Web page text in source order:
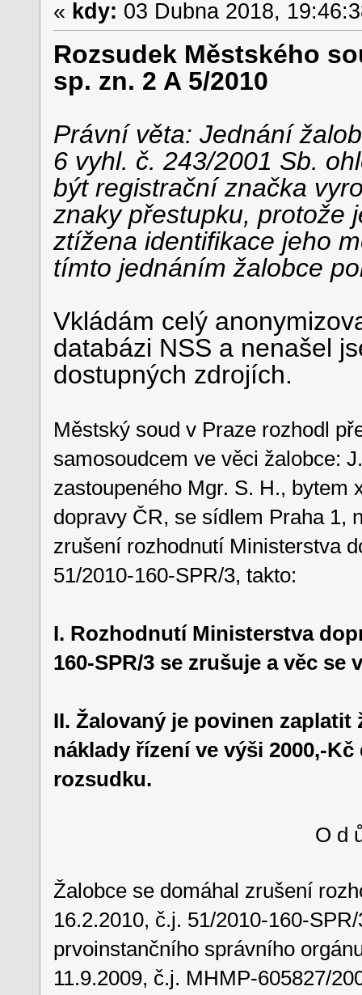
« kdy: 03 Dubna 2018,
Rozsudek Městského
sp. zn. 2 A 5/2010
Právní věta: Jednání
6 vyhl. č. 243/2001 Sb.
být registrační značka
znaky přestupku, protože
ztížena identifikace jeho
tímto jednáním žalobce
Vkládám celý
databázi NSS a nenašel
dostupných zdrojích.
Městský soud v Praze rozhodl
samosoudcem ve věci žalobce:
zastoupeného Mgr. S. H., bytem
dopravy ČR, se sídlem Praha 1,
zrušení rozhodnutí Ministerstva
51/2010-160-SPR/3, takto:
I. Rozhodnutí Ministerstva
160-SPR/3 se zrušuje a věc se
II. Žalovaný je povinen zaplatit
náklady řízení ve výši 2000,-
rozsudku.
O d
Žalobce se domáhal zrušení
16.2.2010, č.j. 51/2010-160-
prvoinstančního správního
11.9.2009, č.j. MHMP-605827/